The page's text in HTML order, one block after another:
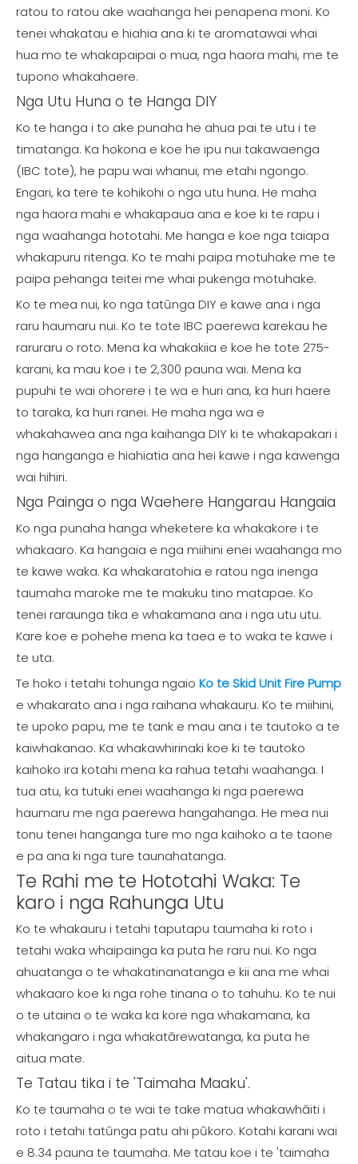
ratou to ratou ake waahanga hei penapena moni. Ko
tenei whakatau e hiahia ana ki te aromatawai whai
hua mo te whakapaipai o mua, nga haora mahi, me te
tupono whakahaere.
Nga Utu Huna o te Hanga DIY
Ko te hanga i to ake punaha he ahua pai te utu i te
timatanga. Ka hokona e koe he ipu nui takawaenga
(IBC tote), he papu wai whanui, me etahi ngongo.
Engari, ka tere te kohikohi o nga utu huna. He maha
nga haora mahi e whakapaua ana e koe ki te rapu i
nga waahanga hototahi. Me hanga e koe nga taiapa
whakapuru ritenga. Ko te mahi paipa motuhake me te
paipa pehanga teitei me whai pukenga motuhake.
Ko te mea nui, ko nga tatūnga DIY e kawe ana i nga
raru haumaru nui. Ko te tote IBC paerewa karekau he
raruraru o roto. Mena ka whakakiia e koe he tote 275-
karani, ka mau koe i te 2,300 pauna wai. Mena ka
pupuhi te wai ohorere i te wa e huri ana, ka huri haere
to taraka, ka huri ranei. He maha nga wa e
whakahawea ana nga kaihanga DIY ki te whakapakari i
nga hanganga e hiahiatia ana hei kawe i nga kawenga
wai hihiri.
Nga Painga o nga Waehere Hangarau Hangaia
Ko nga punaha hanga wheketere ka whakakore i te
whakaaro. Ka hangaia e nga miihini enei waahanga mo
te kawe waka. Ka whakaratohia e ratou nga inenga
taumaha maroke me te makuku tino matapae. Ko
tenei raraunga tika e whakamana ana i nga utu utu.
Kare koe e pohehe mena ka taea e to waka te kawe i
te uta.
Te hoko i tetahi tohunga ngaio Ko te Skid Unit Fire Pump
e whakarato ana i nga raihana whakauru. Ko te miihini,
te upoko papu, me te tank e mau ana i te tautoko a te
kaiwhakanao. Ka whakawhirinaki koe ki te tautoko
kaihoko ira kotahi mena ka rahua tetahi waahanga. I
tua atu, ka tutuki enei waahanga ki nga paerewa
haumaru me nga paerewa hangahanga. He mea nui
tonu tenei hanganga ture mo nga kaihoko a te taone
e pa ana ki nga ture taunahatanga.
Te Rahi me te Hototahi Waka: Te
karo i nga Rahunga Utu
Ko te whakauru i tetahi taputapu taumaha ki roto i
tetahi waka whaipainga ka puta he raru nui. Ko nga
ahuatanga o te whakatinanatanga e kii ana me whai
whakaaro koe ki nga rohe tinana o to tahuhu. Ko te nui
o te utaina o te waka ka kore nga whakamana, ka
whakangaro i nga whakatārewatanga, ka puta he
aitua mate.
Te Tatau tika i te 'Taimaha Maaku'.
Ko te taumaha o te wai te take matua whakawhāiti i
roto i tetahi tatūnga patu ahi pūkoro. Kotahi karani wai
e 8.34 pauna te taumaha. Me tatau koe i te 'taimaha